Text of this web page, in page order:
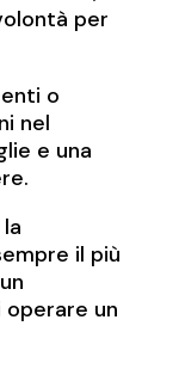
per
o
nel
e una
il più
un